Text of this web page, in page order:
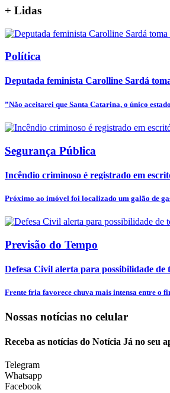
+ Lidas
Política
Deputada feminista Carolline Sardá
”Não aceitarei que Santa Catarina, o único
Segurança Pública
Incêndio criminoso é registrado em
Próximo ao imóvel foi localizado um galão de
Previsão do Tempo
Defesa Civil alerta para possibilidade de
Frente fria favorece chuva mais intensa entre o
Nossas notícias no celular
Receba as notícias do Notícia Já no seu
Telegram
Whatsapp
Facebook